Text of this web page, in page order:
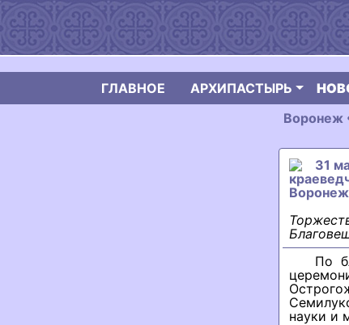
ГЛАВНОЕ АРХИПАСТЫРЬ
Воронеж
31
По
науки и